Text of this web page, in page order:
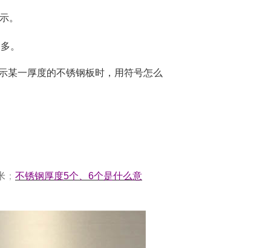
。
。
某一厚度的不锈钢板时，用符号怎么
； 不锈钢厚度5个、6个是什么意